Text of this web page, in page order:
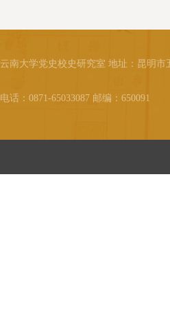
云南大学党史校史研究室 地址：昆明
电话：0871-65033087 邮编：650091